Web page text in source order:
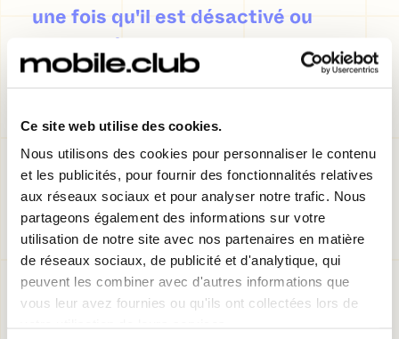
Ce site web utilise des cookies.
Nous utilisons des cookies pour personnaliser le contenu
et les publicités, pour fournir des fonctionnalités relatives
aux réseaux sociaux et pour analyser notre trafic. Nous
partageons également des informations sur votre
utilisation de notre site avec nos partenaires en matière
de réseaux sociaux, de publicité et d'analytique, qui
peuvent les combiner avec d'autres informations que
vous leur avez fournies ou qu'ils ont collectées lors de
une fois qu'il est désactivé ou
malheureuse de voir votre
suite, car il existe toujours un espoir de le
réactiver et de le remettre en route.
Votre première étape devrait être de
consulter les instructions spécifiquespour la
réactivation ou la restauration fournies par
la plateforme que vous utilisiez.